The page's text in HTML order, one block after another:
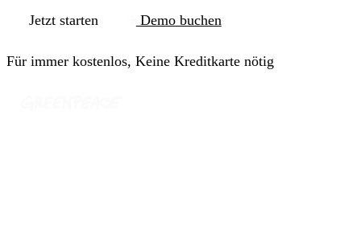
Jetzt starten Demo buchen
Für immer kostenlos, Keine Kreditkarte nötig